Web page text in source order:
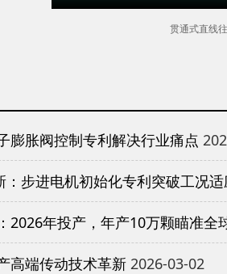
贯通式直线
膨胀阀控制专利解决行业痛点
步进电机初始化专利突破工况
2026年投产，年产10万颗瞄准全
高端传动技术革新 2026-03-02